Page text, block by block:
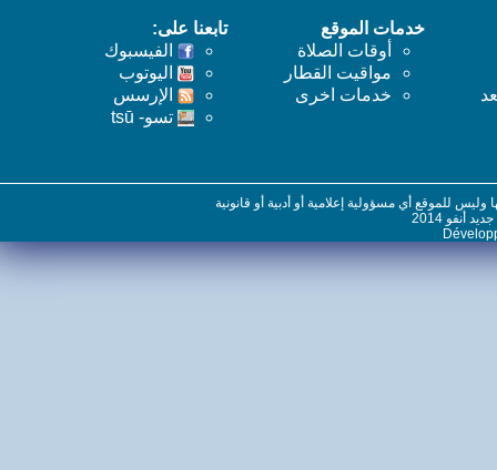
خدمات الموقع
أوقات الصلاة
مواقيت القطار
خدمات اخرى
تابعنا على:
الفيسبوك
اليوتوب
اﻹرسس
تسو- tsū
للموقع أي مسؤولية إعلامية أو أدبية أو قانونية
2014